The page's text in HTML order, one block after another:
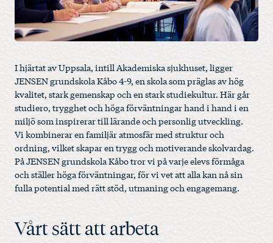
I hjärtat av Uppsala, intill Akademiska sjukhuset, ligger
JENSEN grundskola Kåbo 4-9, en skola som präglas av hög
kvalitet, stark gemenskap och en stark studiekultur. Här går
studiero, trygghet och höga förväntningar hand i hand i en
miljö som inspirerar till lärande och personlig utveckling.
Vi kombinerar en familjär atmosfär med struktur och
ordning, vilket skapar en trygg och motiverande skolvardag.
På JENSEN grundskola Kåbo tror vi på varje elevs förmåga
och ställer höga förväntningar, för vi vet att alla kan nå sin
fulla potential med rätt stöd, utmaning och engagemang.
Vårt sätt att arbeta